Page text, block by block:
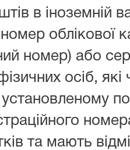
в іноземній
облікової
номер) або
осіб, які
та мають